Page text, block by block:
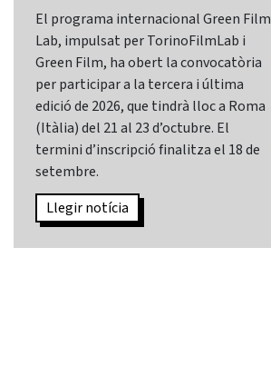
El programa internacional Green Film
Lab, impulsat per TorinoFilmLab i
Green Film, ha obert la convocatòria
per participar a la tercera i última
edició de 2026, que tindrà lloc a Roma
(Itàlia) del 21 al 23 d’octubre. El
termini d’inscripció finalitza el 18 de
setembre.
Llegir notícia